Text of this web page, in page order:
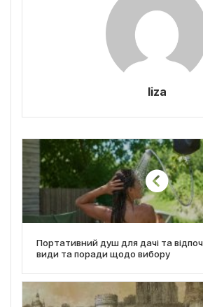
liza
Портативний душ для дачі та
види та поради щодо вибору